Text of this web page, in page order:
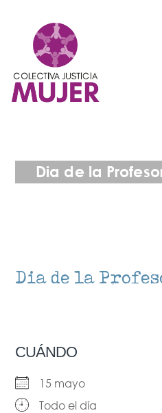
Dia de la
Dia de la
CUÁNDO
15 mayo
Todo el día